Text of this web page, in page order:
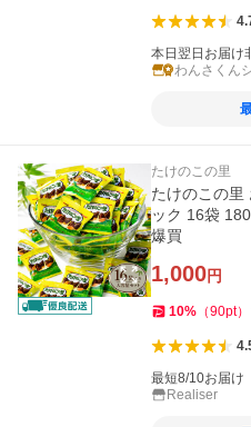
本日翌日お届け
わんさくん
たけのこの里
たけのこの里
ック 16袋
爆買
1,000円
10% （90pt）
最短8/10お届け
Realiser